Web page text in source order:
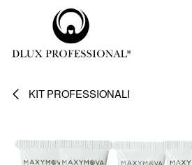
Passa al contenuto
KIT PROFESSIONALI